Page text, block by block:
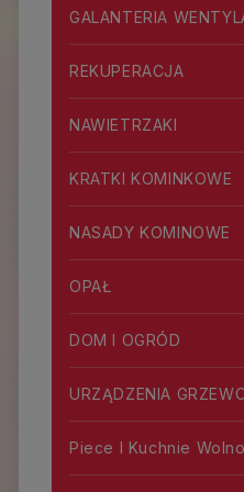
GALANTERIA
REKUPERACJA
NAWIETRZAKI
KRATKI KOMINKOWE
NASADY KOMINOWE
OPAŁ
DOM I OGRÓD
URZĄDZENIA
Piece I Kuchnie